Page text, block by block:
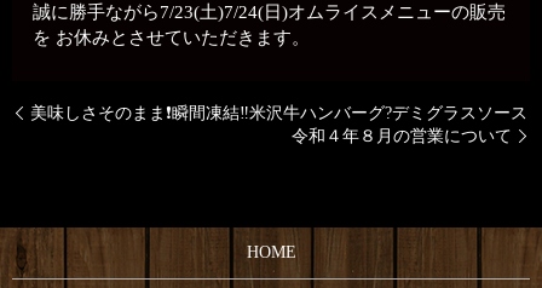
誠に勝手ながら7/23(土)7/24(日)オムライスメニューの販売
を お休みとさせていただきます。
美味しさそのまま❗️瞬間凍結‼️米沢牛ハンバーグ?デミグラスソース
令和４年８月の営業について
HOME